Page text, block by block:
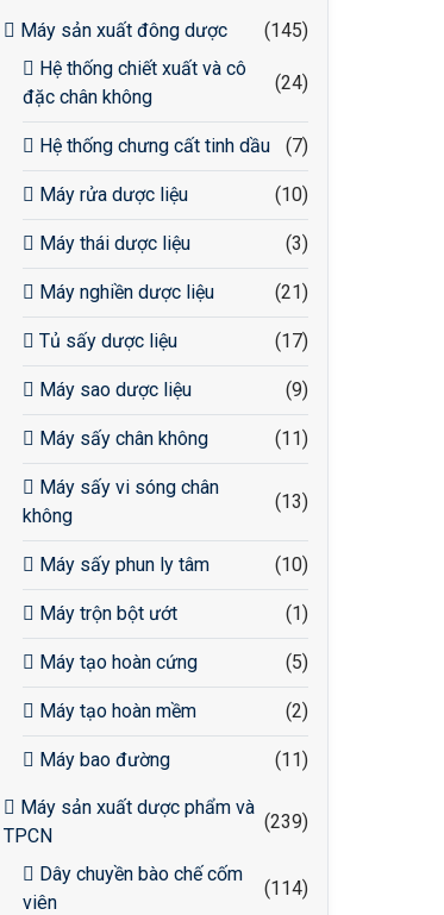
Máy sản xuất đông dược
(145)
Hệ thống chiết xuất và cô
đặc chân không
(24)
Hệ thống chưng cất tinh dầu (7)
Máy rửa dược liệu (10)
Máy thái dược liệu (3)
Máy nghiền dược liệu (21)
Tủ sấy dược liệu (17)
Máy sao dược liệu (9)
Máy sấy chân không (11)
Máy sấy vi sóng chân
không
(13)
Máy sấy phun ly tâm (10)
Máy trộn bột ướt (1)
Máy tạo hoàn cứng (5)
Máy tạo hoàn mềm (2)
Máy bao đường (11)
Máy sản xuất dược phẩm và
TPCN
(239)
Dây chuyền bào chế cốm
viên
(114)